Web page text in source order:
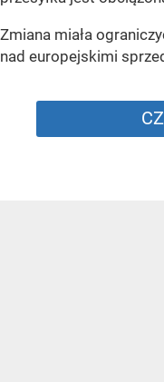
Zmiana miała
nad europejskimi